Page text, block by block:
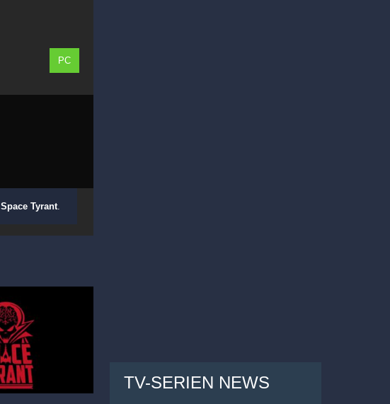
PC
Space Tyrant.
TV-SERIEN NEWS